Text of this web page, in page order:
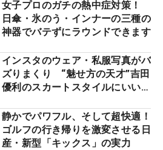
女子プロのガチの熱中症対策！
日傘・氷のう・インナーの三種の
神器でバテずにラウンドできます
インスタのウェア・私服写真がバ
ズりまくり “魅せ方の天才”吉田
優利のスカートスタイルにいい
静かでパワフル、そして超快適！
ゴルフの行き帰りを激変させる日
産・新型「キックス」の実力